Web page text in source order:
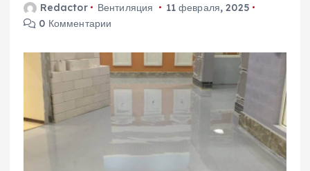
Redactor Вентиляция
11 февраля, 2025
0 Комментарии